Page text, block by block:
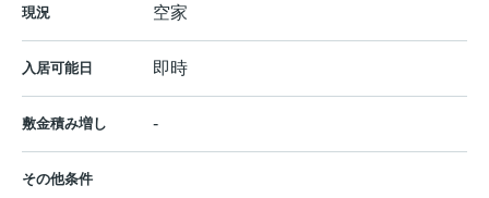
現況 空家
入居可能日 即時
敷金積み増し -
その他条件